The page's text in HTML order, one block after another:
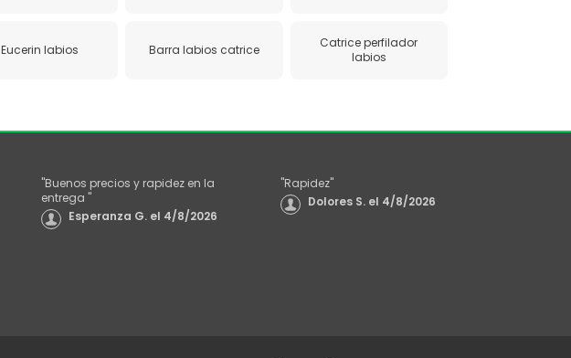
Eucerin labios Barra labios catrice
Catrice perfilador
labios
"Buenos precios y rapidez en la
entrega "
Esperanza G. el 4/8/2026
"Rapidez"
Dolores S. el 4/8/2026